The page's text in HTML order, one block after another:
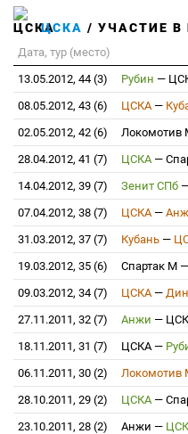
ЦСКА / УЧАСТИЕ В
Дата, тур (место)
13.05.2012, 44 (3)
Рубин —
08.05.2012, 43 (6)
ЦСКА —
02.05.2012, 42 (6)
Локомотив
28.04.2012, 41 (7)
ЦСКА —
14.04.2012, 39 (7)
Зенит СПб
07.04.2012, 38 (7)
ЦСКА —
31.03.2012, 37 (7)
Кубань —
19.03.2012, 35 (6)
Спартак М —
09.03.2012, 34 (7)
ЦСКА —
27.11.2011, 32 (7)
Анжи —
18.11.2011, 31 (7)
ЦСКА —
06.11.2011, 30 (2)
Локомотив
28.10.2011, 29 (2)
ЦСКА —
23.10.2011, 28 (2)
Анжи —